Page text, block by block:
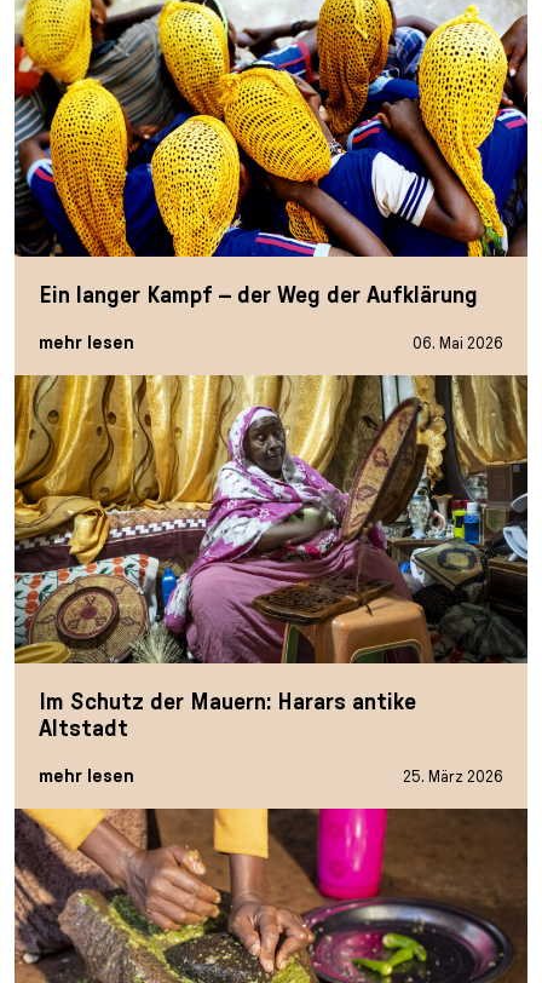
Ein langer Kampf – der Weg der Aufklärung
mehr lesen 06. Mai 2026
Im Schutz der Mauern: Harars antike
Altstadt
mehr lesen 25. März 2026